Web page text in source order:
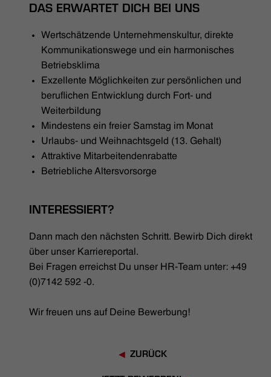
DAS ERWARTET DICH BEI UNS
Wertschätzende Unternehmenskultur, direkte
Kommunikationswege und ein harmonisches
Betriebsklima
Exzellente Möglichkeiten zur persönlichen und
beruflichen Entwicklung durch Fort- und
Weiterbildung
Mindestens ein freier Samstag im Monat
Urlaubs- und Weihnachtsgeld (13. Gehalt)
Attraktive Mitarbeitendenrabatte
Betriebliche Altersvorsorge
INTERESSIERT?
Dann mach den nächsten Schritt. Bewirb Dich direkt
über unser Karriereportal.
Bei Fragen erreichst Du unser HR-Team unter: +49
(0)7142 592 -0.
Wir freuen uns auf Deine Bewerbung!
ZURÜCK